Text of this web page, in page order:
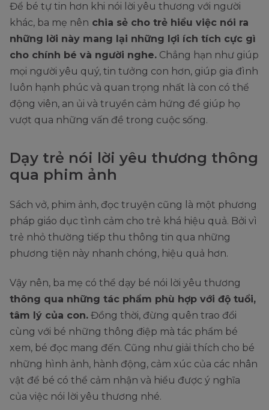
Để bé tự tin hơn khi nói lời yêu thương với người
khác, ba mẹ nên chia sẻ cho trẻ hiểu việc nói ra
những lời này mang lại những lợi ích tích cực gì
cho chính bé và người nghe. Chẳng hạn như giúp
mọi người yêu quý, tin tưởng con hơn, giúp gia đình
luôn hạnh phúc và quan trọng nhất là con có thể
động viên, an ủi và truyền cảm hứng để giúp họ
vượt qua những vấn đề trong cuộc sống.
Dạy trẻ nói lời yêu thương thông
qua phim ảnh
Sách vở, phim ảnh, đọc truyện cũng là một phương
pháp giáo dục tình cảm cho trẻ khá hiệu quả. Bởi vì
trẻ nhỏ thường tiếp thu thông tin qua những
phương tiện này nhanh chóng, hiệu quả hơn.
Vậy nên, ba mẹ có thể dạy bé nói lời yêu thương
thông qua những tác phẩm phù hợp với độ tuổi,
tâm lý của con. Đồng thời, đừng quên trao đổi
cùng với bé những thông điệp mà tác phẩm bé
xem, bé đọc mang đến. Cũng như giải thích cho bé
những hình ảnh, hành động, cảm xúc của các nhân
vật để bé có thể cảm nhận và hiểu được ý nghĩa
của việc nói lời yêu thương nhé.